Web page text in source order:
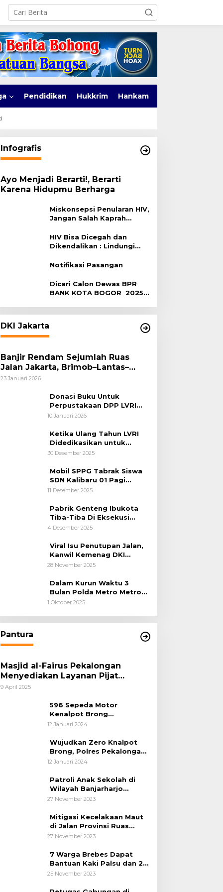
Pendidikan Hukkrim Hankam
Infografis
Ayo Menjadi Berarti!, Berarti
Karena Hidupmu Berharga
Miskonsepsi Penularan HIV,
Jangan Salah Kaprah
HIV Bisa Dicegah dan
Dikendalikan : Lindungi
Notifikasi Pasangan
Dicari Calon Dewas BPR
BANK KOTA BOGOR 2025-
DKI Jakarta
Banjir Rendam Sejumlah Ruas
Jalan Jakarta, Brimob–Lantas–
Polair PMJ Bergerak Cepat, Polri
23 Januari 2026
Donasi Buku Untuk
Perpustakaan DPP LVRI
Terus Mengalir
10 Januari 2026
Ketika Ulang Tahun LVRI
Didedikasikan untuk
Kemanusiaan
30 Desember 2025
Mobil SPPG Tabrak Siswa
SDN Kalibaru 01 Pagi
Cilincing Jakarta Utara
11 Desember 2025
Pabrik Genteng Ibukota
Tiba-Tiba Di Eksekusi
Jurusita Pengadilan Negeri
Hukum Sejak Awal
4 Desember 2025
Viral Isu Penutupan Jalan,
Kanwil Kemenag DKI
Jakarta Luruskan Fakta
28 November 2025
Dalam Kurun Waktu 3
Bulan Polda Metro Metro
Ungkap 1,14 Ton Narkoba
1 Oktober 2025
Pantura
Masjid al-Fairus Pekalongan
Menyediakan Layanan Pijat
hingga Potong Rambut Gratis bagi
9 April 2025
596 Sepeda Motor
Kenalpot Brong
Diamankan Polres
12 Januari 2024
Wujudkan Zero Knalpot
Brong, Polres Pekalongan
Kota Berikan Edukasi
12 Januari 2024
Patroli Anak Sekolah di
Wilayah Banjarharjo
Brebes
27 November 2023
Mitigasi Kecelakaan Maut
di Jalan Provinsi Ruas
Banjarharjo-Salem
27 November 2023
7 Warga Brebes Dapat
Bantuan Kaki Palsu dan 2
Operasi Bibir Sumbing
25 November 2023